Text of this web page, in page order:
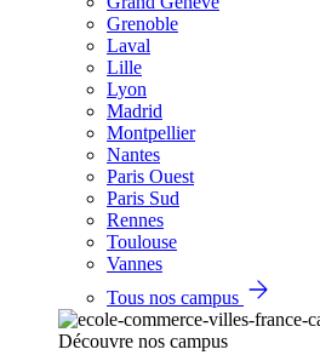
Grenoble
Laval
Lille
Lyon
Madrid
Montpellier
Nantes
Paris Ouest
Paris Sud
Rennes
Toulouse
Vannes
Tous nos campus
Découvre nos campus